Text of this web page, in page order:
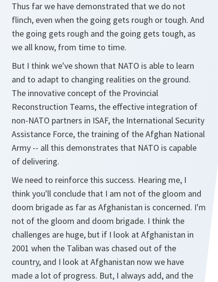
Thus far we have demonstrated that we do not
flinch, even when the going gets rough or tough. And
the going gets rough and the going gets tough, as
we all know, from time to time.
But I think we've shown that NATO is able to learn
and to adapt to changing realities on the ground.
The innovative concept of the Provincial
Reconstruction Teams, the effective integration of
non-NATO partners in ISAF, the International Security
Assistance Force, the training of the Afghan National
Army -- all this demonstrates that NATO is capable
of delivering.
We need to reinforce this success. Hearing me, I
think you'll conclude that I am not of the gloom and
doom brigade as far as Afghanistan is concerned. I'm
not of the gloom and doom brigade. I think the
challenges are huge, but if I look at Afghanistan in
2001 when the Taliban was chased out of the
country, and I look at Afghanistan now we have
made a lot of progress. But, I always add, and the